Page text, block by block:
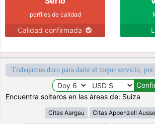
perfiles de calidad
Calidad confirmada
Trabajamos duro para darte el mejor servicio,
Encuentra solteros en las áreas de: Suiza
Citas Aargau Citas Appenzell